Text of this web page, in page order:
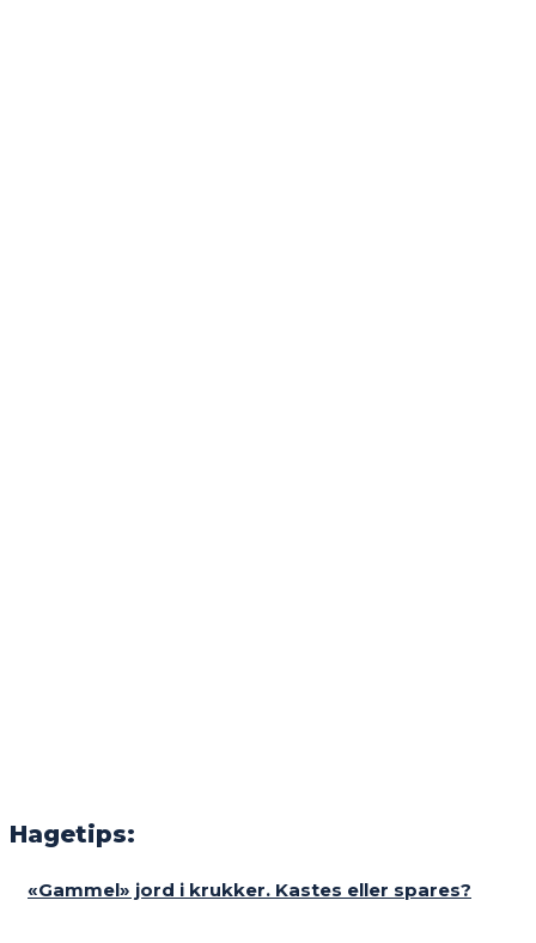
Hagetips:
«Gammel» jord i krukker. Kastes eller spares?